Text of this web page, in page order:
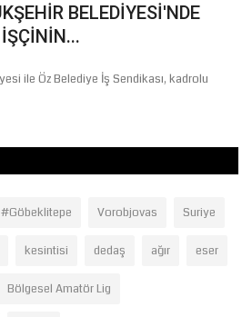
BELEDİYESİ'NDE
ile Öz Belediye İş Sendikası, kadrolu
#Göbeklitepe Vorobjovas Suriye
kesintisi dedaş ağır eser
Bölgesel Amatör Lig